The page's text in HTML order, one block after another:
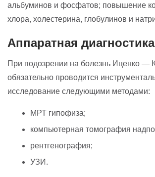
альбуминов и фосфатов; повышение
хлора, холестерина, глобулинов и
Аппаратная диагностика
При подозрении на болезнь Иценко —
обязательно проводится
исследование следующими методами:
МРТ гипофиза;
компьютерная томография
рентгенография;
УЗИ.